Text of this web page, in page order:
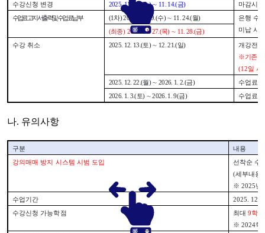
수강신청 변경
2025. 11. 12.(수)∼ 11. 14.(금)
마감시
수업료 고지서 출력 및 수업료 납부
(1차) 2025. 11. 19.(수)∼ 11. 24.(월)
은행 수
미납 시
(최종) 2025. 11. 27.(목) ∼ 11. 28.(금)
수강 취소
2025. 12. 13.(토)∼ 12. 21.(일) 개강전
※기존
(12일
2025. 12. 22.(월)∼2026. 1. 2.(금) 수업료
2026. 1. 3.(토) ∼2026. 1. 9(금) 수업료
나. 유의사항
구분
내용
강의매매 방지 시스템 시범 도입
선착순 수
(세부내용
※ 2025년
수업기간
2025. 12.
수강신청 가능학점
최대9학점
※ 2024학